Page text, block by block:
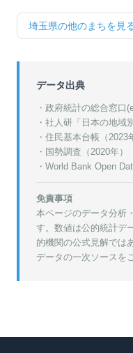
埼玉県の他のまちを見
データ出典
・政府統計の総合窓口
・ 社人研「日本の地域
・ 住民基本台帳（2023
・ 国勢調査（2020年）
・World Bank Open
免責事項
本ページのデータ分析
す。数値は公的統計デ
的機関の公式見解では
データの一次ソースを